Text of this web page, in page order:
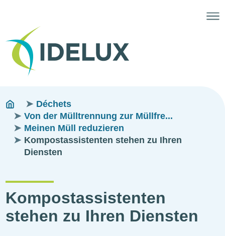
Fils
d'ariane
You
are
here:
Déchets
Von der Mülltrennung zur Müllfre...
Meinen Müll reduzieren
Kompostassistenten stehen zu Ihren
Diensten
Kompostassistenten
stehen zu Ihren Diensten